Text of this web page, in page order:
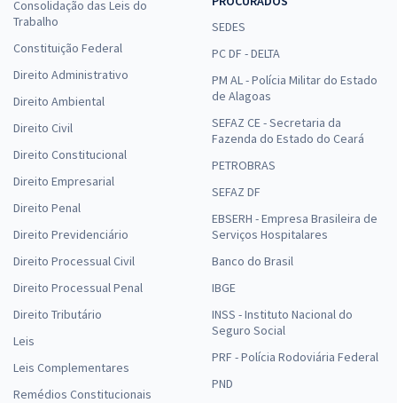
Consolidação das Leis do
Trabalho
Constituição Federal
Direito Administrativo
Direito Ambiental
Direito Civil
Direito Constitucional
Direito Empresarial
Direito Penal
Direito Previdenciário
Direito Processual Civil
Direito Processual Penal
Direito Tributário
Leis
Leis Complementares
Remédios Constitucionais
SEDES
PC DF - DELTA
PM AL - Polícia Militar do Estado
de Alagoas
SEFAZ CE - Secretaria da
Fazenda do Estado do Ceará
PETROBRAS
SEFAZ DF
EBSERH - Empresa Brasileira de
Serviços Hospitalares
Banco do Brasil
IBGE
INSS - Instituto Nacional do
Seguro Social
PRF - Polícia Rodoviária Federal
PND